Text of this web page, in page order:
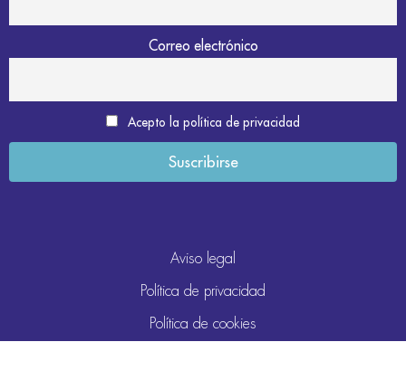
Correo electrónico
Acepto la política de privacidad
Aviso legal
Política de privacidad
Política de cookies